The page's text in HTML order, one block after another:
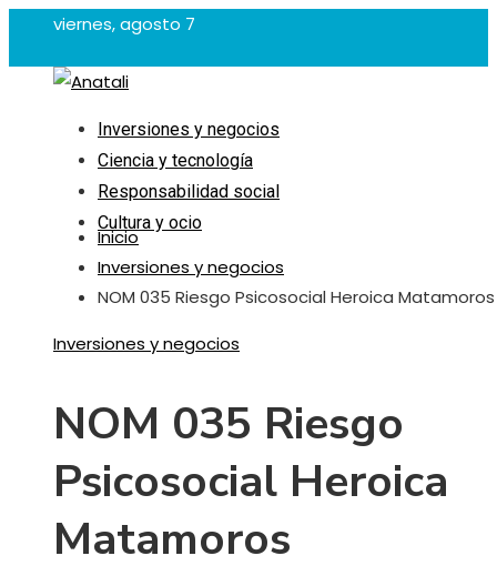
viernes, agosto 7
Inversiones y negocios
Ciencia y tecnología
Responsabilidad social
Cultura y ocio
Inicio
Inversiones y negocios
NOM 035 Riesgo Psicosocial Heroica Matamoros
Inversiones y negocios
NOM 035 Riesgo
Psicosocial Heroica
Matamoros